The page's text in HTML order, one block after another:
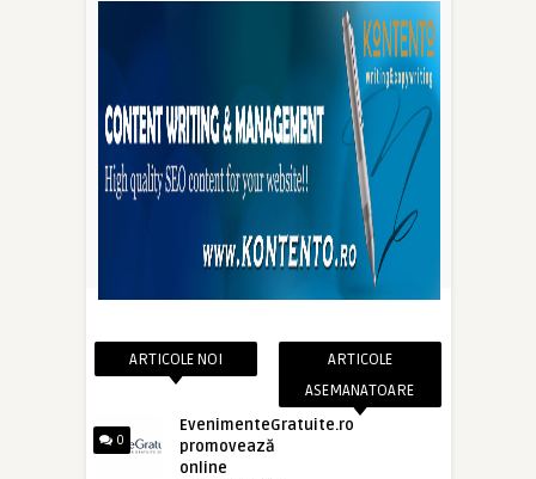
ARTICOLE NOI
0
EvenimenteGratuite.ro
promovează
online
ARTICOLE
ASEMANATOARE